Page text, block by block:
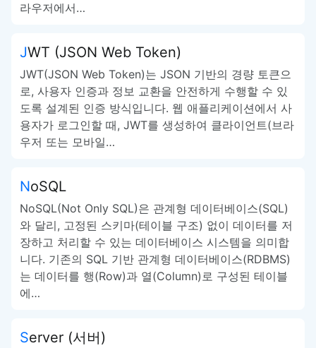
라우저에서…
JWT (JSON Web Token)
JWT(JSON Web Token)는 JSON 기반의 경량 토큰으
로, 사용자 인증과 정보 교환을 안전하게 수행할 수 있
도록 설계된 인증 방식입니다. 웹 애플리케이션에서 사
용자가 로그인할 때, JWT를 생성하여 클라이언트(브라
우저 또는 모바일…
NoSQL
NoSQL(Not Only SQL)은 관계형 데이터베이스(SQL)
와 달리, 고정된 스키마(테이블 구조) 없이 데이터를 저
장하고 처리할 수 있는 데이터베이스 시스템을 의미합
니다. 기존의 SQL 기반 관계형 데이터베이스(RDBMS)
는 데이터를 행(Row)과 열(Column)로 구성된 테이블
에…
Server (서버)